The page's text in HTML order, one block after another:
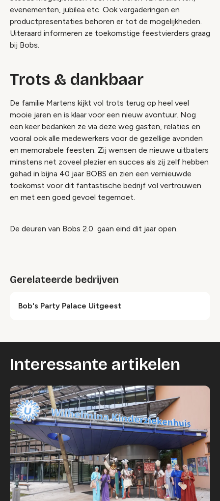
evenementen, jubilea etc. Ook vergaderingen en
productpresentaties behoren er tot de mogelijkheden.
Uiteraard informeren ze toekomstige feestvierders graag
bij Bobs.
Trots & dankbaar
De familie Martens kijkt vol trots terug op heel veel
mooie jaren en is klaar voor een nieuw avontuur. Nog
een keer bedanken ze via deze weg gasten, relaties en
vooral ook alle medewerkers voor de gezellige avonden
en memorabele feesten. Zij wensen de nieuwe uitbaters
minstens net zoveel plezier en succes als zij zelf hebben
gehad in bijna 40 jaar BOBS en zien een vernieuwde
toekomst voor dit fantastische bedrijf vol vertrouwen
en met een goed gevoel tegemoet.
De deuren van Bobs 2.0 gaan eind dit jaar open.
Gerelateerde bedrijven
Bob's Party Palace Uitgeest
Interessante artikelen